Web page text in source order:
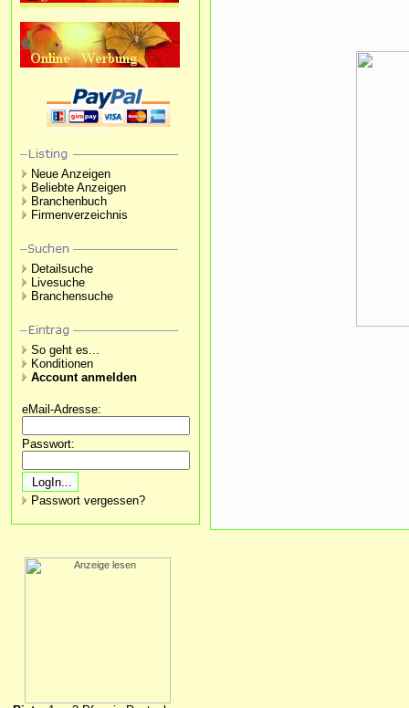
Neue Anzeigen
Beliebte Anzeigen
Branchenbuch
Firmenverzeichnis
Detailsuche
Livesuche
Branchensuche
So geht es...
Konditionen
Account anmelden
eMail-Adresse:
Passwort:
Passwort vergessen?